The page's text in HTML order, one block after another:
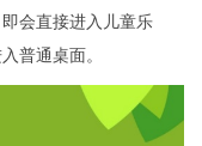
会直接进入儿童乐
普通桌面。